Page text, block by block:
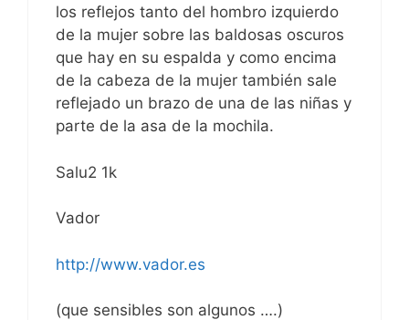
los reflejos tanto del hombro izquierdo
de la mujer sobre las baldosas oscuros
que hay en su espalda y como encima
de la cabeza de la mujer también sale
reflejado un brazo de una de las niñas y
parte de la asa de la mochila.
Salu2 1k
Vador
http://www.vador.es
(que sensibles son algunos ….)